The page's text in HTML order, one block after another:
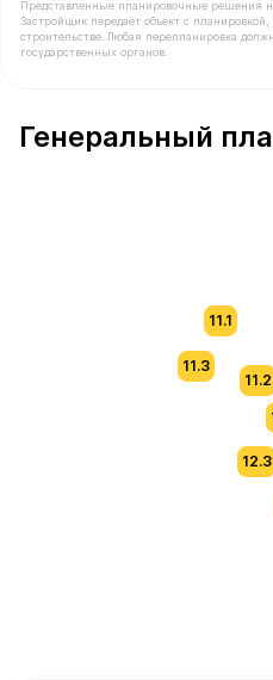
Представленные планировочные решения
Застройщик передаёт объект с
строительстве. Любая перепланировка
государственных органов.
Генеральный
11.3
11.1
11.2
12.3